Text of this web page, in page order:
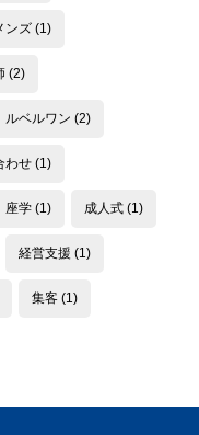
ンズ (1)
(2)
ルベルワン (2)
わせ (1)
座学 (1) 成人式 (1)
経営支援 (1)
集客 (1)